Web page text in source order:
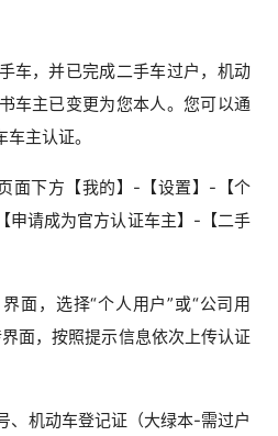
车，并已完成二手车过户，机动
车主已变更为您本人。您可以通
主认证。
面下方【我的】-【设置】-【个
申请成为官方认证车主】-【二手
面，选择“个人用户”或“公司用
面，按照提示信息依次上传认证
、机动车登记证（大绿本-需过户